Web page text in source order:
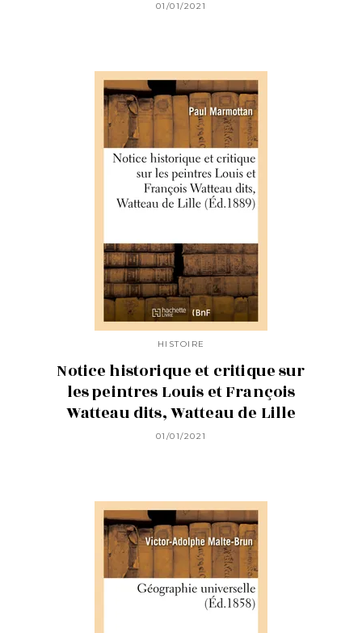
01/01/2021
HISTOIRE
Notice historique et critique sur
les peintres Louis et François
Watteau dits, Watteau de Lille
01/01/2021